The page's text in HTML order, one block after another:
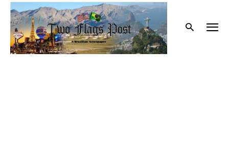
Início Tags Avenida Paulista
AVENIDA PAULISTA